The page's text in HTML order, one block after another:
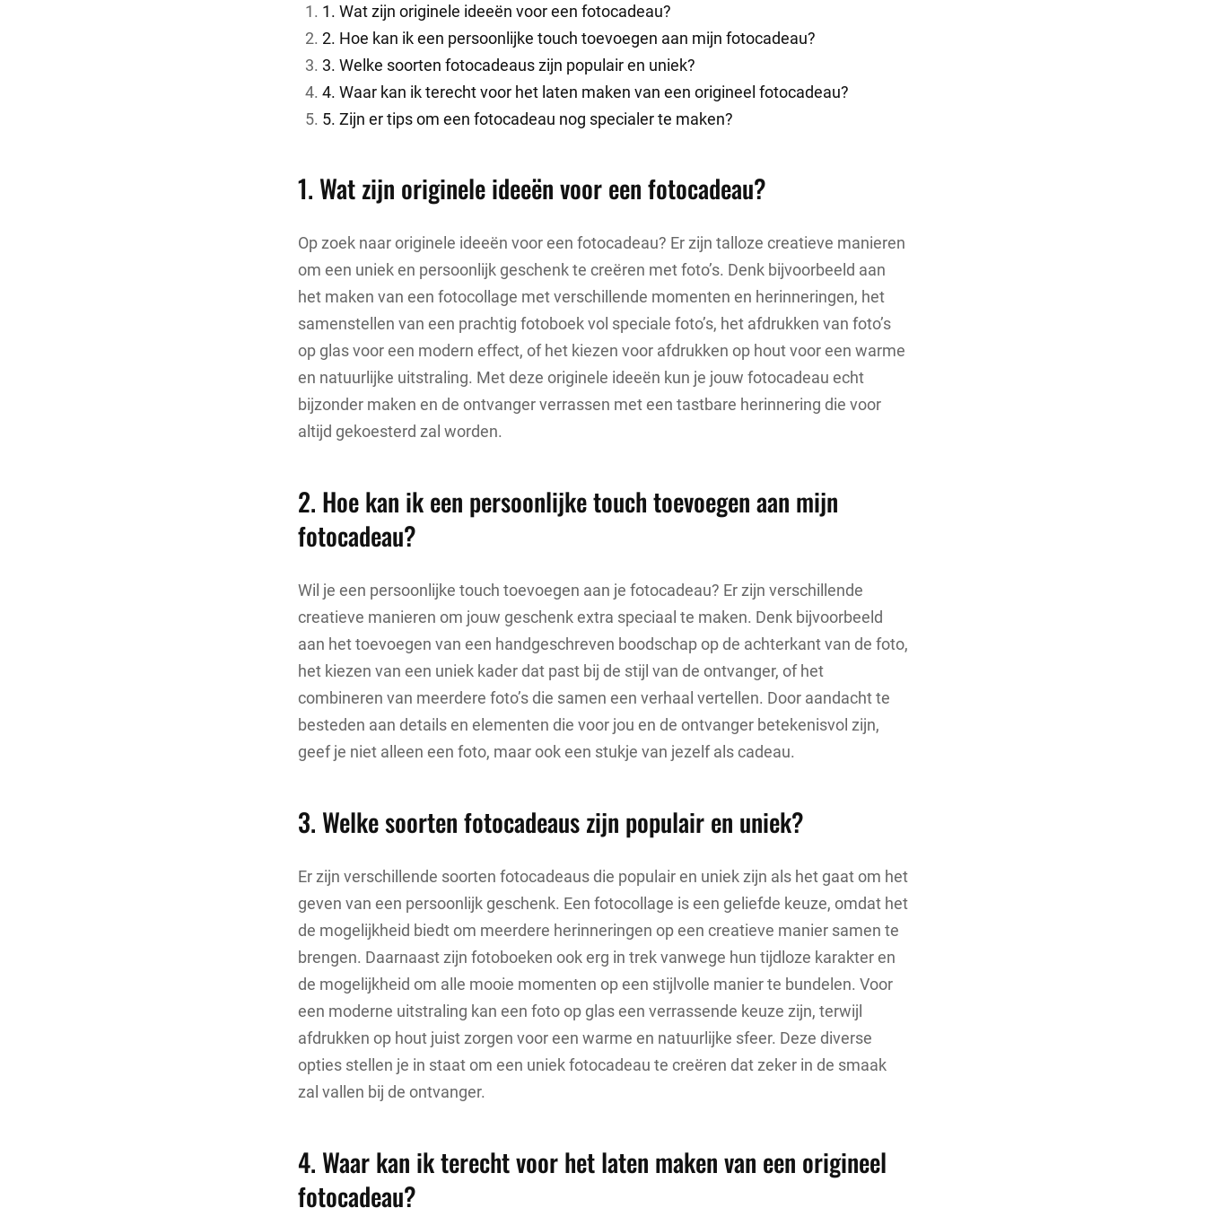
1. Wat zijn originele ideeën voor een fotocadeau?
2. Hoe kan ik een persoonlijke touch toevoegen aan mijn fotocadeau?
3. Welke soorten fotocadeaus zijn populair en uniek?
4. Waar kan ik terecht voor het laten maken van een origineel fotocadeau?
5. Zijn er tips om een fotocadeau nog specialer te maken?
1. Wat zijn originele ideeën voor een fotocadeau?
Op zoek naar originele ideeën voor een fotocadeau? Er zijn talloze creatieve manieren
om een uniek en persoonlijk geschenk te creëren met foto’s. Denk bijvoorbeeld aan
het maken van een fotocollage met verschillende momenten en herinneringen, het
samenstellen van een prachtig fotoboek vol speciale foto’s, het afdrukken van foto’s
op glas voor een modern effect, of het kiezen voor afdrukken op hout voor een warme
en natuurlijke uitstraling. Met deze originele ideeën kun je jouw fotocadeau echt
bijzonder maken en de ontvanger verrassen met een tastbare herinnering die voor
altijd gekoesterd zal worden.
2. Hoe kan ik een persoonlijke touch toevoegen aan mijn
fotocadeau?
Wil je een persoonlijke touch toevoegen aan je fotocadeau? Er zijn verschillende
creatieve manieren om jouw geschenk extra speciaal te maken. Denk bijvoorbeeld
aan het toevoegen van een handgeschreven boodschap op de achterkant van de foto,
het kiezen van een uniek kader dat past bij de stijl van de ontvanger, of het
combineren van meerdere foto’s die samen een verhaal vertellen. Door aandacht te
besteden aan details en elementen die voor jou en de ontvanger betekenisvol zijn,
geef je niet alleen een foto, maar ook een stukje van jezelf als cadeau.
3. Welke soorten fotocadeaus zijn populair en uniek?
Er zijn verschillende soorten fotocadeaus die populair en uniek zijn als het gaat om het
geven van een persoonlijk geschenk. Een fotocollage is een geliefde keuze, omdat het
de mogelijkheid biedt om meerdere herinneringen op een creatieve manier samen te
brengen. Daarnaast zijn fotoboeken ook erg in trek vanwege hun tijdloze karakter en
de mogelijkheid om alle mooie momenten op een stijlvolle manier te bundelen. Voor
een moderne uitstraling kan een foto op glas een verrassende keuze zijn, terwijl
afdrukken op hout juist zorgen voor een warme en natuurlijke sfeer. Deze diverse
opties stellen je in staat om een uniek fotocadeau te creëren dat zeker in de smaak
zal vallen bij de ontvanger.
4. Waar kan ik terecht voor het laten maken van een origineel
fotocadeau?